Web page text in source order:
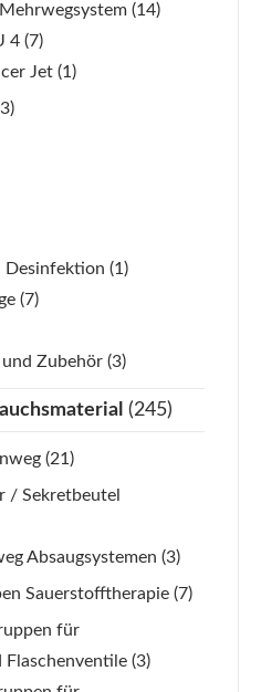
(14)
4 (7)
Jet (1)
Desinfektion (1)
(7)
Zubehör (3)
(245)
(21)
/ Sekretbeutel
Absaugsystemen (3)
Sauerstofftherapie (7)
für
Flaschenventile (3)